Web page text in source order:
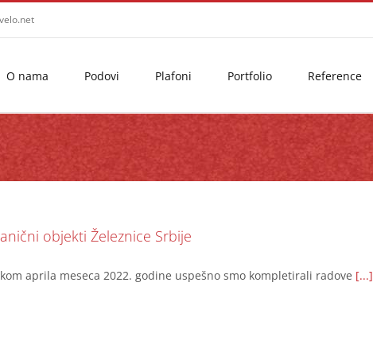
O nama Podovi Plafoni Portfolio Reference
objekti Železnice Srbije
aprila meseca 2022. godine uspešno smo kompletirali radove [...]